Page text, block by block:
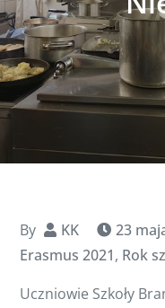
By KK 23
Erasmus 2021, Rok
Uczniowie Szkoły